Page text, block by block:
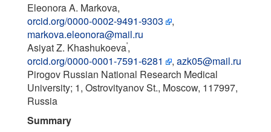
Eleonora A. Markova,
orcid.org/0000-0002-9491-9303
,
markova.eleonora@mail.ru
Asiyat Z. Khashukoeva',
orcid.org/0000-0001-7591-6281
, azk05@mail.ru
Pirogov Russian National Research Medical
University; 1, Ostrovityanov St., Moscow, 117997,
Russia
Summary